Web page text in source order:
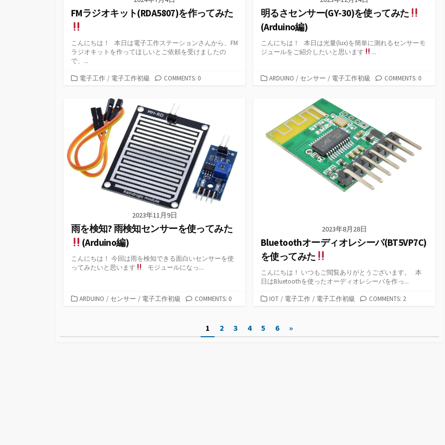
FMラジオキット(RDA5807)を作ってみた
こんにちは！ 本日は電子工作ステーションさんから、FM
ラジオキットを作ってほしいとご依頼を受けましたの
で、...
カ電子工作 / 電子工作初級 COMMENTS: 0
明るさセンサー(GY-30)を使ってみた
(Arduino編)
こんにちは！ 本日は光量(lux)を簡単に測れるセンサーモ
ジュールをご紹介したいと思います
...
カARDUINO / センサー / 電子工作初級 COMMENTS: 0
2023年11月9日
雨を検知? 雨検知センサーを使ってみた
(Arduino編)
こんにちは！ 今回は雨を検知できる面白いセンサーを使
ってみたいと思います
モジュールになっ...
カ
ー
ARDUINO / センサー / 電子工作初級 COMMENTS: 0
2023年8月28日
Bluetoothオーディオレシーバ(BT5VP7C)
を使ってみた
こんにちは！ いつもご閲覧ありがとうございます。 本
日はBluetoothを使ったオーディオレシーバを作っ...
カ
ー
IOT / 電子工作 / 電子工作初級 COMMENTS: 2
1 2 3 4 5 6 »